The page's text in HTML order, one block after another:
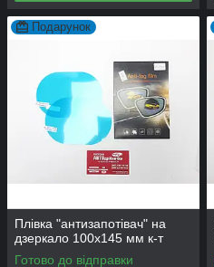
Подарунок
Плівка "антизапотівач" на
дзеркало 100х145 мм к-т
Готово до відправки